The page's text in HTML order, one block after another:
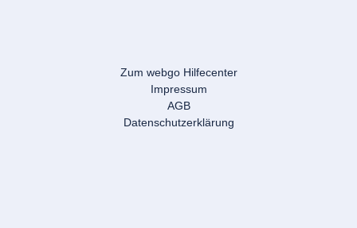
Zum webgo Hilfecenter
Impressum
AGB
Datenschutzerklärung